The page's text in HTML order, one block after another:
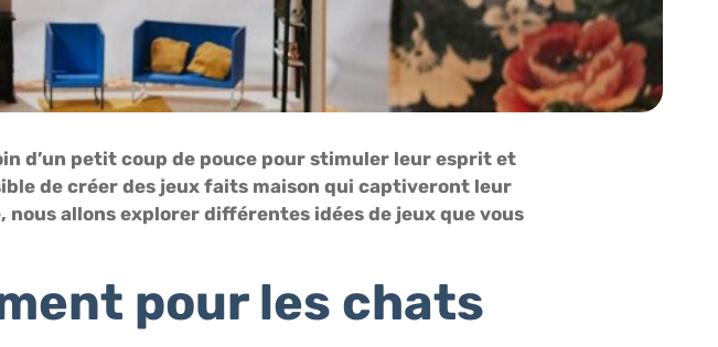
d’un petit coup de pouce pour stimuler leur esprit et
de créer des jeux faits maison qui captiveront leur
allons explorer différentes idées de jeux que vous
pour les chats